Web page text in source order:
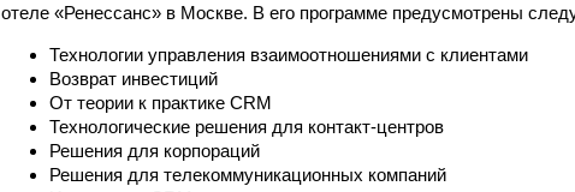
отеле «Ренессанс» в Москве. В его программе предусмотрены
Технологии управления взаимоотношениями с клиентами
Возврат инвестиций
От теории к практике CRM
Технологические решения для контакт-центров
Решения для корпораций
Решения для телекоммуникационных компаний